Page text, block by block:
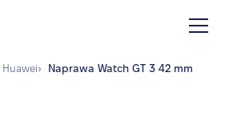
Huawei› Naprawa Watch GT 3 42 mm